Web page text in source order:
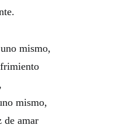
mismo,
mismo,
de amar